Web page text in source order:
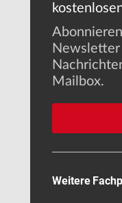
Mailbox.
Weitere